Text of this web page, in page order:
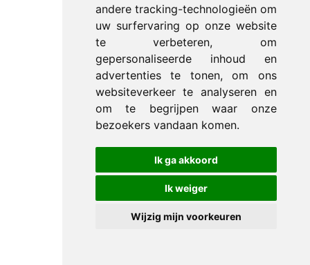
andere tracking-technologieën om
uw surfervaring op onze website
te verbeteren, om
gepersonaliseerde inhoud en
advertenties te tonen, om ons
websiteverkeer te analyseren en
om te begrijpen waar onze
bezoekers vandaan komen.
Ik ga akkoord
Ik weiger
Wijzig mijn voorkeuren